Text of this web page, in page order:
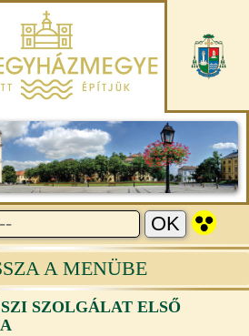
A MENÜBE
SZOLGÁLAT ELSŐ